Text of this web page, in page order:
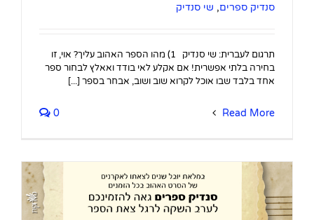
סנדיק ספרים, שי סנדיק
תרגום לעברית: שי סנדיק 1) מהו הספר האהוב עליך? אוי, זו
בחירה בלתי אפשרית! אם אקלע לאי בודד ואאלץ לבחור ספר
אחד בלבד שבו אוכל לקרוא שוב ושוב, אבחר בספר [...]
Read More
0